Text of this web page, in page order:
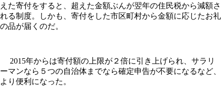
えた寄付をすると、超えた金額ぶんが翌年の住民税から減額さ
れる制度。しかも、寄付をした市区町村から金額に応じたお礼
の品が届くのだ。
2015年からは寄付額の上限が２倍に引き上げられ、サラリ
ーマンなら５つの自治体までなら確定申告が不要になるなど、
より便利になった。